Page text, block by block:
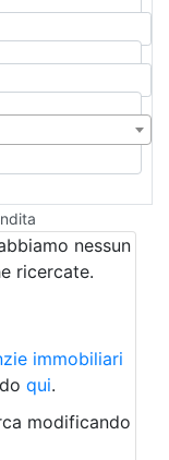
nessun
ricercate.
immobiliari
qui.
modificando